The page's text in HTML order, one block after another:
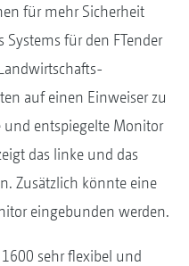
für mehr Sicherheit
für den FTender
auf einen Einweiser zu
und entspiegelte Monitor
das linke und das
Zusätzlich könnte eine
eingebunden werden.
sehr flexibel und